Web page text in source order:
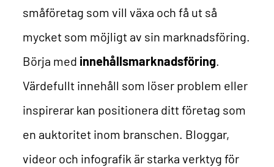
småföretag som vill växa och få ut så
mycket som möjligt av sin marknadsföring.
Börja med innehållsmarknadsföring
Värdefullt innehåll som löser problem eller
inspirerar kan positionera ditt företag som
en auktoritet inom branschen. Bloggar,
videor och infografik är starka verktyg för